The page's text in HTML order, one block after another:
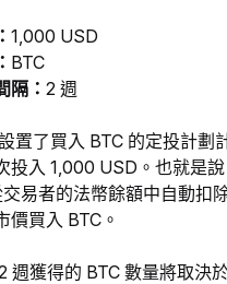
1,000 USD
BTC
隔： 2 週
置了買入 BTC 的定投計劃
投入 1,000 USD。也就是說
易者的法幣餘額中自動扣
價買入 BTC。
週獲得的 BTC 數量將取決